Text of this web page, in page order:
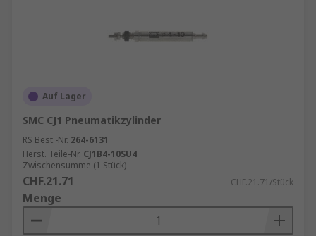
Auf Lager
SMC CJ1 Pneumatikzylinder
RS Best.-Nr. 264-6131
Herst. Teile-Nr. CJ1B4-10SU4
Zwischensumme (1 Stück)
CHF.21.71 CHF.21.71/Stück
Menge